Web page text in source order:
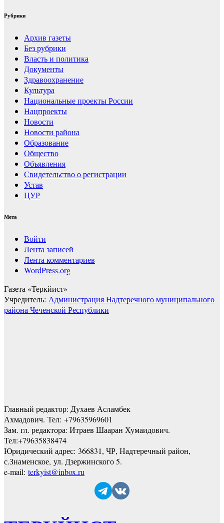
Рубрики
Архив газеты
Без рубрики
Власть и политика
Документы
Здравоохранение
Культура
Национальные проекты России
Нацпроекты
Новости
Новости района
Образование
Общество
Объявления
Свидетельство о регистрации
Устав
ЦУР
Мета
Войти
Лента записей
Лента комментариев
WordPress.org
Газета «Теркйист»
Учредитель: Администрация Надтеречного муниципального
района Чеченской Республики
Главный редактор: Духаев Асламбек
Ахмадович. Тел: +79635969601
Зам. гл. редактора: Итраев Шааран Хумаидович.
Тел:+79635838474
Юридический адрес: 366831, ЧР, Надтеречный район,
с.Знаменское, ул. Дзержинского 5.
e-mail: terkyist@inbox.ru